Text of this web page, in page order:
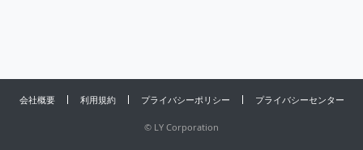
会社概要 利用規約 プライバシーポリシー プライバシーセンター
© LY Corporation